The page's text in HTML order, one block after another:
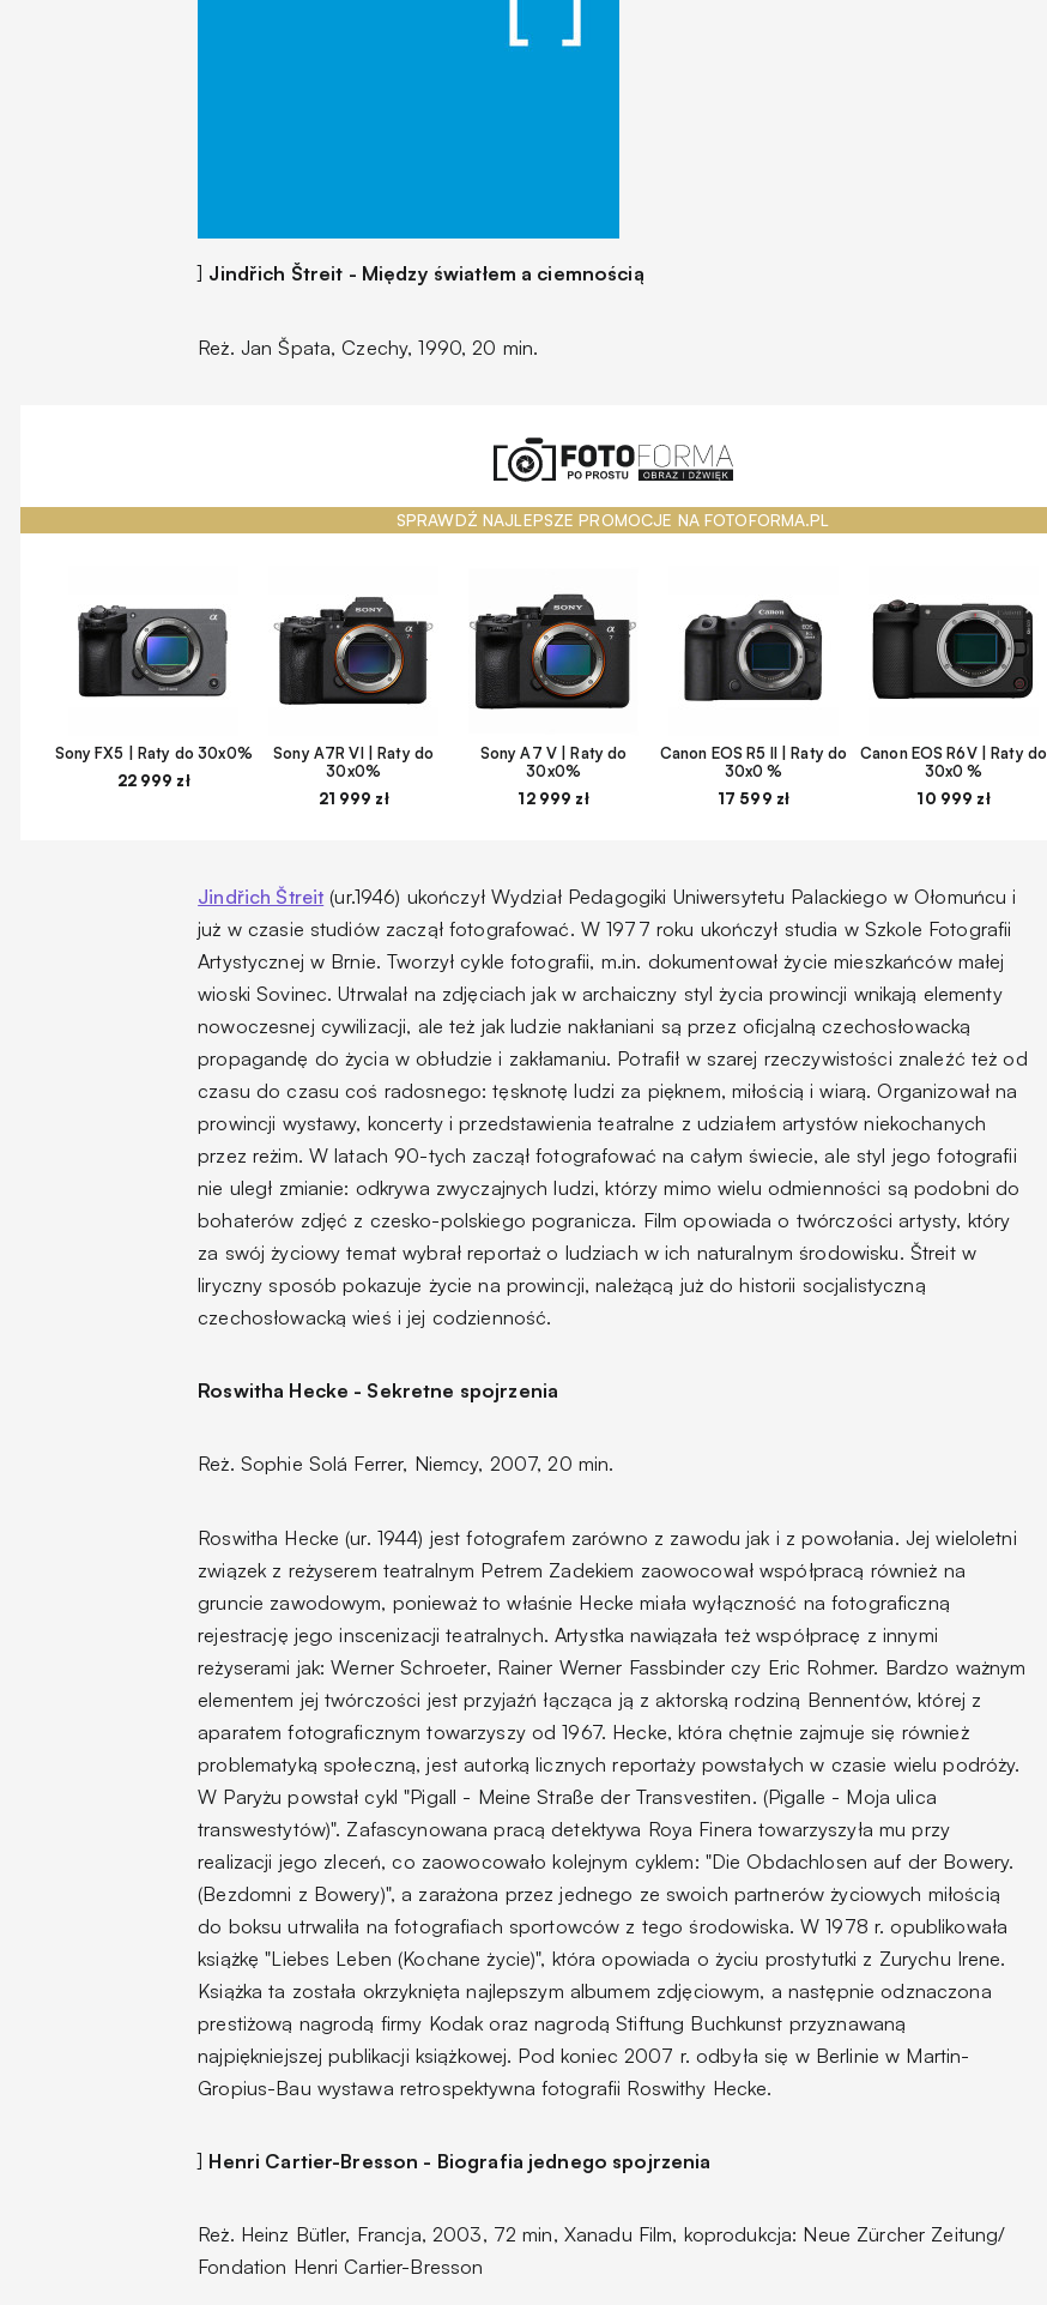
] Jindřich Štreit - Między światłem a ciemnością
Reż. Jan Špata, Czechy, 1990, 20 min.
SPRAWDŹ NAJLEPSZE PROMOCJE NA FOTOFORMA.PL
Sony FX5 | Raty do 30x0%
22 999 zł
Sony A7R VI | Raty do
30x0%
21 999 zł
Sony A7 V | Raty do
30x0%
12 999 zł
Canon EOS R5 II | Raty do
30x0 %
17 599 zł
Canon EOS R6V | Raty do
30x0 %
10 999 zł
Jindřich Štreit (ur.1946) ukończył Wydział Pedagogiki Uniwersytetu Palackiego w Ołomuńcu i
już w czasie studiów zaczął fotografować. W 1977 roku ukończył studia w Szkole Fotografii
Artystycznej w Brnie. Tworzył cykle fotografii, m.in. dokumentował życie mieszkańców małej
wioski Sovinec. Utrwalał na zdjęciach jak w archaiczny styl życia prowincji wnikają elementy
nowoczesnej cywilizacji, ale też jak ludzie nakłaniani są przez oficjalną czechosłowacką
propagandę do życia w obłudzie i zakłamaniu. Potrafił w szarej rzeczywistości znaleźć też od
czasu do czasu coś radosnego: tęsknotę ludzi za pięknem, miłością i wiarą. Organizował na
prowincji wystawy, koncerty i przedstawienia teatralne z udziałem artystów niekochanych
przez reżim. W latach 90-tych zaczął fotografować na całym świecie, ale styl jego fotografii
nie uległ zmianie: odkrywa zwyczajnych ludzi, którzy mimo wielu odmienności są podobni do
bohaterów zdjęć z czesko-polskiego pogranicza. Film opowiada o twórczości artysty, który
za swój życiowy temat wybrał reportaż o ludziach w ich naturalnym środowisku. Štreit w
liryczny sposób pokazuje życie na prowincji, należącą już do historii socjalistyczną
czechosłowacką wieś i jej codzienność.
Roswitha Hecke - Sekretne spojrzenia
Reż. Sophie Solá Ferrer, Niemcy, 2007, 20 min.
Roswitha Hecke (ur. 1944) jest fotografem zarówno z zawodu jak i z powołania. Jej wieloletni
związek z reżyserem teatralnym Petrem Zadekiem zaowocował współpracą również na
gruncie zawodowym, ponieważ to właśnie Hecke miała wyłączność na fotograficzną
rejestrację jego inscenizacji teatralnych. Artystka nawiązała też współpracę z innymi
reżyserami jak: Werner Schroeter, Rainer Werner Fassbinder czy Eric Rohmer. Bardzo ważnym
elementem jej twórczości jest przyjaźń łącząca ją z aktorską rodziną Bennentów, której z
aparatem fotograficznym towarzyszy od 1967. Hecke, która chętnie zajmuje się również
problematyką społeczną, jest autorką licznych reportaży powstałych w czasie wielu podróży.
W Paryżu powstał cykl "Pigall - Meine Straße der Transvestiten. (Pigalle - Moja ulica
transwestytów)". Zafascynowana pracą detektywa Roya Finera towarzyszyła mu przy
realizacji jego zleceń, co zaowocowało kolejnym cyklem: "Die Obdachlosen auf der Bowery.
(Bezdomni z Bowery)", a zarażona przez jednego ze swoich partnerów życiowych miłością
do boksu utrwaliła na fotografiach sportowców z tego środowiska. W 1978 r. opublikowała
książkę "Liebes Leben (Kochane życie)", która opowiada o życiu prostytutki z Zurychu Irene.
Książka ta została okrzyknięta najlepszym albumem zdjęciowym, a następnie odznaczona
prestiżową nagrodą firmy Kodak oraz nagrodą Stiftung Buchkunst przyznawaną
najpiękniejszej publikacji książkowej. Pod koniec 2007 r. odbyła się w Berlinie w Martin-
Gropius-Bau wystawa retrospektywna fotografii Roswithy Hecke.
] Henri Cartier-Bresson - Biografia jednego spojrzenia
Reż. Heinz Bütler, Francja, 2003, 72 min, Xanadu Film, koprodukcja: Neue Zürcher Zeitung/
Fondation Henri Cartier-Bresson